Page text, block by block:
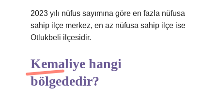
2023 yılı nüfus sayımına göre en fazla nüfusa
sahip ilçe merkez, en az nüfusa sahip ilçe ise
Otlukbeli ilçesidir.
Kemaliye hangi
bölgededir?